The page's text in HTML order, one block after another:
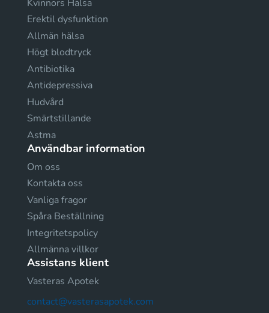
Kvinnors Hälsa
Erektil dysfunktion
Allmän hälsa
Högt blodtryck
Antibiotika
Antidepressiva
Hudvård
Smärtstillande
Astma
Användbar information
Om oss
Kontakta oss
Vanliga fragor
Spåra Beställning
Integritetspolicy
Allmänna villkor
Assistans klient
Vasteras Apotek
contact@vasterasapotek.com